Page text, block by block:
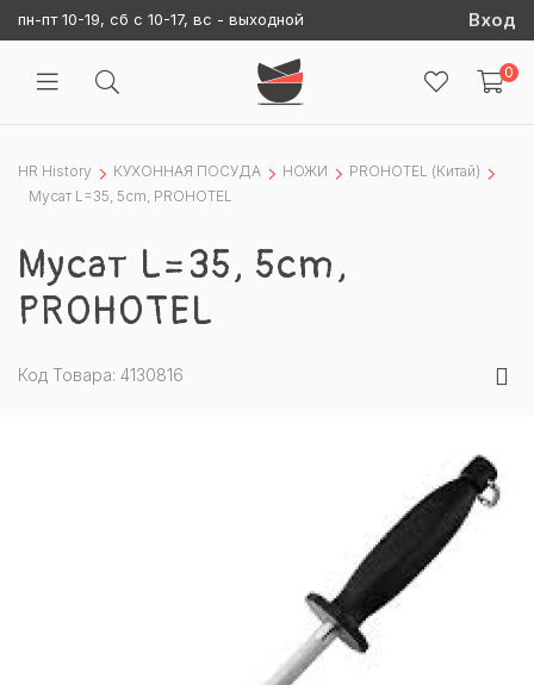
пн-пт 10-19, сб с 10-17, вс - выходной Вход
0
HR History КУХОННАЯ ПОСУДА НОЖИ
PROHOTEL (Китай)
Мусат L=35, 5cm, PROHOTEL
Мусат L=35, 5cm,
PROHOTEL
Код Товара: 4130816